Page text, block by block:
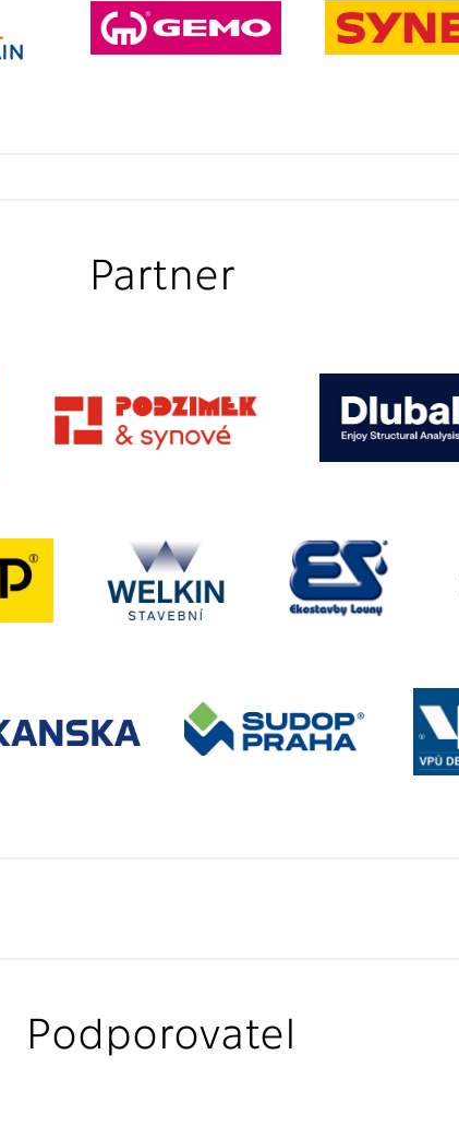
Partner
Podporovatel